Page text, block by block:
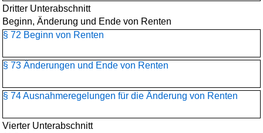
Dritter Unterabschnitt
Beginn, Änderung und Ende von Renten
§ 72 Beginn von Renten
§ 73 Änderungen und Ende von Renten
§ 74 Ausnahmeregelungen für die Änderung von Renten
Vierter Unterabschnitt